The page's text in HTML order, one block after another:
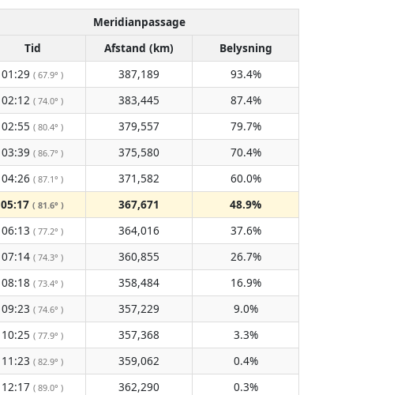
Meridianpassage
Tid Afstand (km)
Belysning
01:29 ( 67.9° ) 387,189
93.4%
02:12 ( 74.0° ) 383,445
87.4%
02:55 ( 80.4° ) 379,557
79.7%
03:39 ( 86.7° ) 375,580
70.4%
04:26 ( 87.1° ) 371,582
60.0%
05:17 ( 81.6° ) 367,671
48.9%
06:13 ( 77.2° ) 364,016
37.6%
07:14 ( 74.3° ) 360,855
26.7%
08:18 ( 73.4° ) 358,484
16.9%
09:23 ( 74.6° ) 357,229
9.0%
10:25 ( 77.9° ) 357,368
3.3%
11:23 ( 82.9° ) 359,062
0.4%
12:17 ( 89.0° ) 362,290
0.3%